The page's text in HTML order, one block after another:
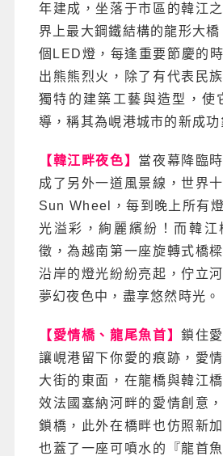
年建成，坐落于市區的韓江
界上最大鋼鐵結構的龍形大
個LED燈，每逢重要節慶的
出熊熊烈火，除了有代表民
獨特的建築工藝與造型，使
導，稱其為峴港城市的新成功
【韓江畔夜色】 當夜幕降臨
成了另外一道風景線，世界
Sun Wheel，每到晚上所有
光溢彩，絢麗繽紛！而韓江
徵，為越南第一座旋轉式橋
沿岸的燈光紛紛亮起，佇立
夢幻夜色中，盡享悠然時光。
【愛情橋、龍尾魚首】鎖住
讓峴港留下你愛的痕跡，愛
大街的東面，在龍橋與韓江
效法國塞納河畔的愛情創意
鎖橋，此外在橋畔也仿照新
也蓋了一座可噴水的『龍首